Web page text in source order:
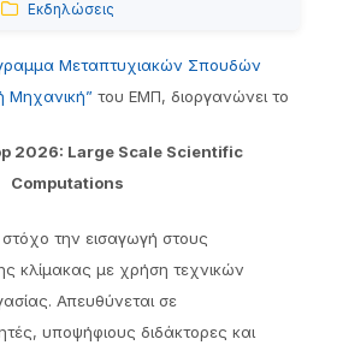
Εκδηλώσεις
Μεταπτυχιακών Σπουδών
Μηχανική” του ΕΜΠ, διοργανώνει το
2026: Large Scale Scientific
Computations
την εισαγωγή στους
κλίμακας με χρήση τεχνικών
Απευθύνεται σε
υποψήφιους διδάκτορες και